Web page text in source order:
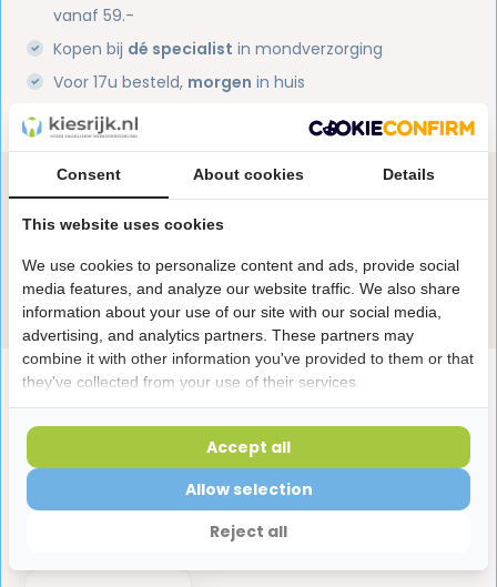
vanaf 59.-
Kopen bij dé specialist in mondverzorging
Voor 17u besteld, morgen in huis
1 miljoen+tevreden klanten
Productomschrijving
Onze specialisten helpen je graag! Spreek ons aan
Stuur e-mail
Laatst bekeken producten
Consent About cookies Details
This website uses cookies
We use cookies to personalize content and ads, provide social
media features, and analyze our website traffic. We also share
information about your use of our site with our social media,
advertising, and analytics partners. These partners may
combine it with other information you've provided to them or that
they've collected from your use of their services.
Reject all
Allow selection
Accept all